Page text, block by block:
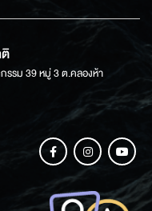
รรม 39 หมู่ 3 ต.คลองห้า